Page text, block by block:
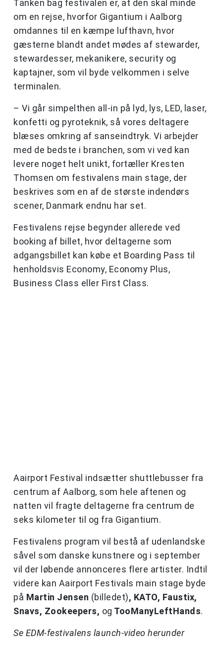
Tanken bag festivalen er, at den skal minde
om en rejse, hvorfor Gigantium i Aalborg
omdannes til en kæmpe lufthavn, hvor
gæsterne blandt andet mødes af stewarder,
stewardesser, mekanikere, security og
kaptajner, som vil byde velkommen i selve
terminalen.
– Vi går simpelthen all-in på lyd, lys, LED, laser,
konfetti og pyroteknik, så vores deltagere
blæses omkring af sanseindtryk. Vi arbejder
med de bedste i branchen, som vi ved kan
levere noget helt unikt, fortæller Kresten
Thomsen om festivalens main stage, der
beskrives som en af de største indendørs
scener, Danmark endnu har set.
Festivalens rejse begynder allerede ved
booking af billet, hvor deltagerne som
adgangsbillet kan købe et Boarding Pass til
henholdsvis Economy, Economy Plus,
Business Class eller First Class.
Aairport Festival indsætter shuttlebusser fra
centrum af Aalborg, som hele aftenen og
natten vil fragte deltagerne fra centrum de
seks kilometer til og fra Gigantium.
Festivalens program vil bestå af udenlandske
såvel som danske kunstnere og i september
vil der løbende annonceres flere artister. Indtil
videre kan Aairport Festivals main stage byde
på Martin Jensen (billedet), KATO, Faustix,
Snavs, Zookeepers, og TooManyLeftHands.
Se EDM-festivalens launch-video herunder